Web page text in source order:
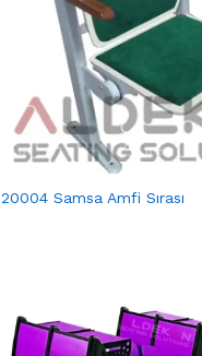
20004 Samsa Amfi Sırası